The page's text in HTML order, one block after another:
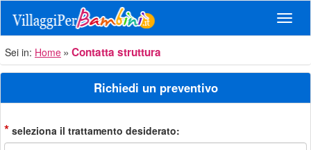
Sei in: Home Contatta struttura
Richiedi un preventivo
* seleziona il trattamento desiderato: